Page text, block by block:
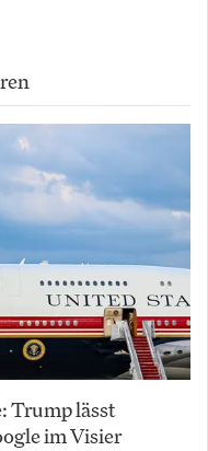
Trump lässt
im Visier